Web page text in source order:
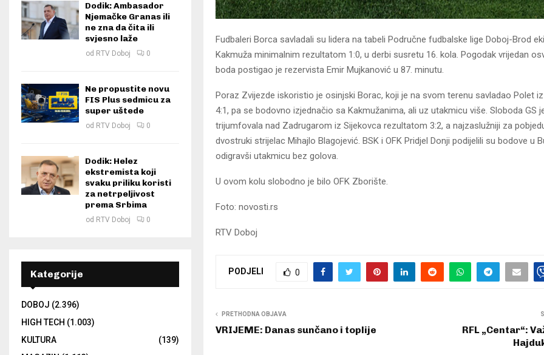
Fudbaleri Borca savladali su lidera na tabeli Područne fudbalske lige Doboj-Brod
Kakmuža minimalnim rezultatom 1:0, u derbi susretu 16. kola. Pogodak vrijedan
boda postigao je rezervista Emir Mujkanović u 87. minutu.
Poraz Zvijezde iskoristio je osinjski Borac, koji je na svom terenu savladao Polet
4:1, pa se bodovno izjednačio sa Kakmužanima, ali uz utakmicu više. Sloboda GS
trijumfovala nad Zadrugarom iz Sijekovca rezultatom 3:2, a najzaslužniji za
dvostruki strijelac Mihajlo Blagojević. BSK i OFK Pridjel Donji podijelili su bodove u
odigravši utakmicu bez golova.
U ovom kolu slobodno je bilo OFK Zborište.
Foto: novosti.rs
RTV Doboj
PODJELI 0
PRETHODNA OBJAVA
VRIJEME: Danas sunčano i toplije
RFL „Centar“:
Dodik: Ambasador
Njemačke Granas ili
ne zna da čita ili
svjesno laže
od RTV Doboj 0
Ne propustite novu
FIS Plus sedmicu za
super uštede
od RTV Doboj 0
Dodik: Helez
ekstremista koji
svaku priliku koristi
za netrpeljivost
prema Srbima
od RTV Doboj 0
Kategorije
DOBOJ (2.396)
HIGH TECH (1.003)
KULTURA
(139)